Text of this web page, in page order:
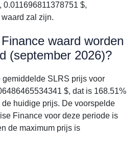
$,
zal zijn.
waard worden
(september 2026)?
gemiddelde SLRS prijs voor
$, dat is 168.51%
huidige prijs. De voorspelde
Finance voor deze periode is
de maximum prijs is